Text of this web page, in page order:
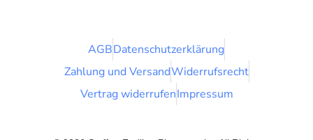
AGBDatenschutzerklärung
Zahlung und VersandWiderrufsrecht
Vertrag widerrufenImpressum